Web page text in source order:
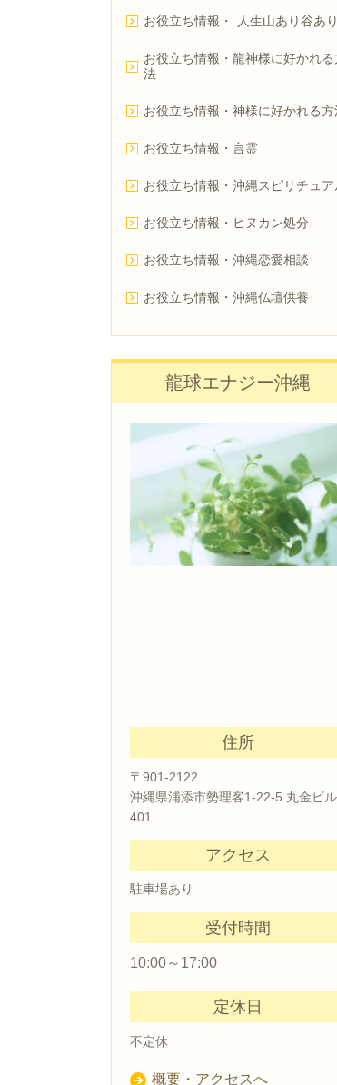
お役立ち情報・ 人生山あり谷あり
お役立ち情報・龍神様に好かれる
法
お役立ち情報・神様に好かれる方
お役立ち情報・言霊
お役立ち情報・沖縄スピリチュア
お役立ち情報・ヒヌカン処分
お役立ち情報・沖縄恋愛相談
お役立ち情報・沖縄仏壇供養
龍球エナジー沖縄
住所
〒901-2122
沖縄県浦添市勢理客1-22-5 丸金ビル
401
アクセス
駐車場あり
受付時間
10:00～17:00
定休日
不定休
概要・アクセスへ